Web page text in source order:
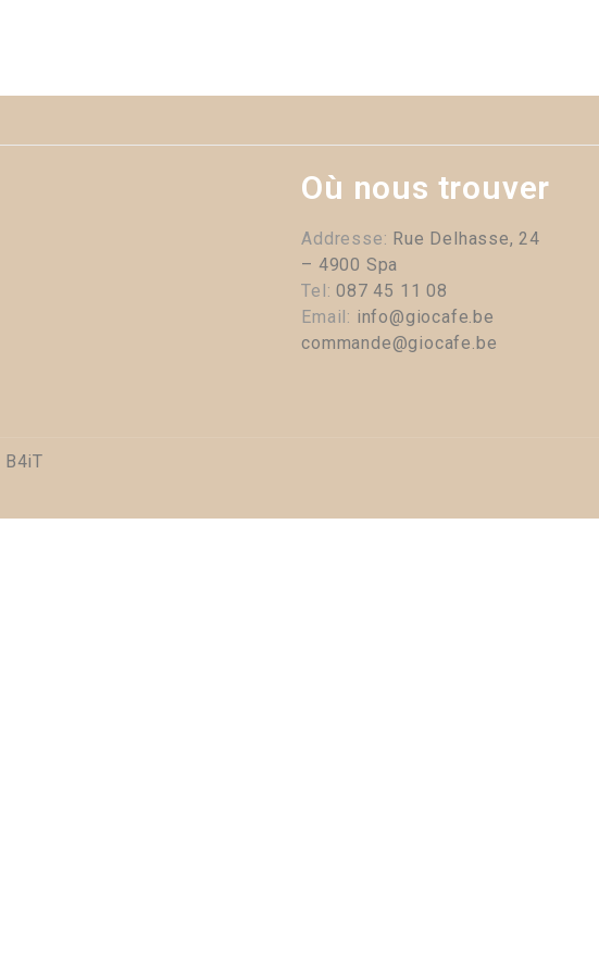
Où nous trouver
Addresse: Rue Delhasse, 24
– 4900 Spa
Tel:087 45 11 08
Email: info@giocafe.be
commande@giocafe.be
B4iT